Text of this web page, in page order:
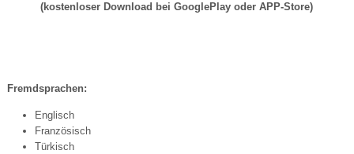
(kostenloser Download bei GooglePlay oder APP-Store)
Fremdsprachen:
Englisch
Französisch
Türkisch